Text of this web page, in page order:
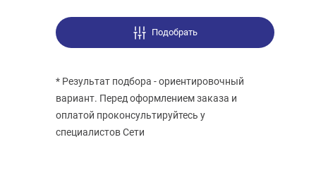
Подобрать
* Результат подбора - ориентировочный
вариант. Перед оформлением заказа и
оплатой проконсультируйтесь у
специалистов Сети